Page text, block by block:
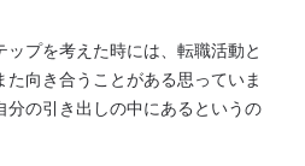
プを考えた時には、転職活動と
向き合うことがある思っていま
の引き出しの中にあるというの